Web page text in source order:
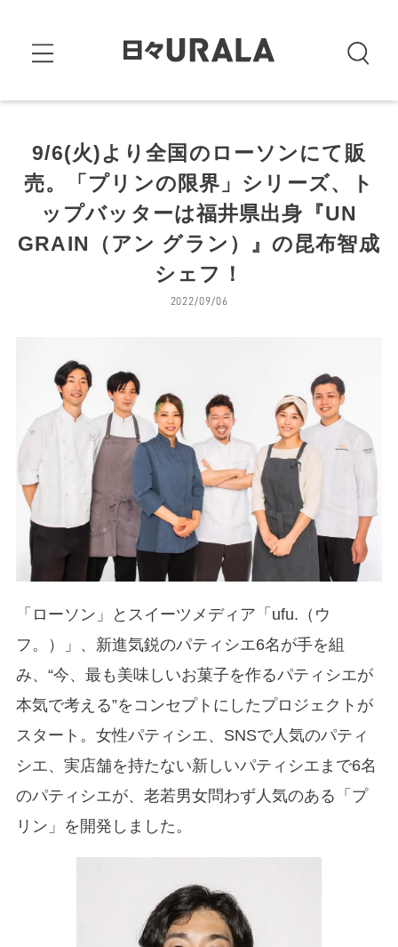
9/6(火)より全国のローソンにて販
売。「プリンの限界」シリーズ、ト
ップバッターは福井県出身『UN
GRAIN（アン グラン）』の昆布智成
シェフ！
2022/09/06
「ローソン」とスイーツメディア「ufu.（ウ
フ。）」、新進気鋭のパティシエ6名が手を組
み、“今、最も美味しいお菓子を作るパティシエが
本気で考える”をコンセプトにしたプロジェクトが
スタート。女性パティシエ、SNSで人気のパティ
シエ、実店舗を持たない新しいパティシエまで6名
のパティシエが、老若男女問わず人気のある「プ
リン」を開発しました。